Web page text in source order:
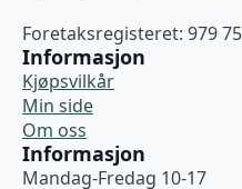
Foretaksregisteret: 979
Informasjon
Kjøpsvilkår
Min side
Om oss
Informasjon
Mandag-Fredag 10-17